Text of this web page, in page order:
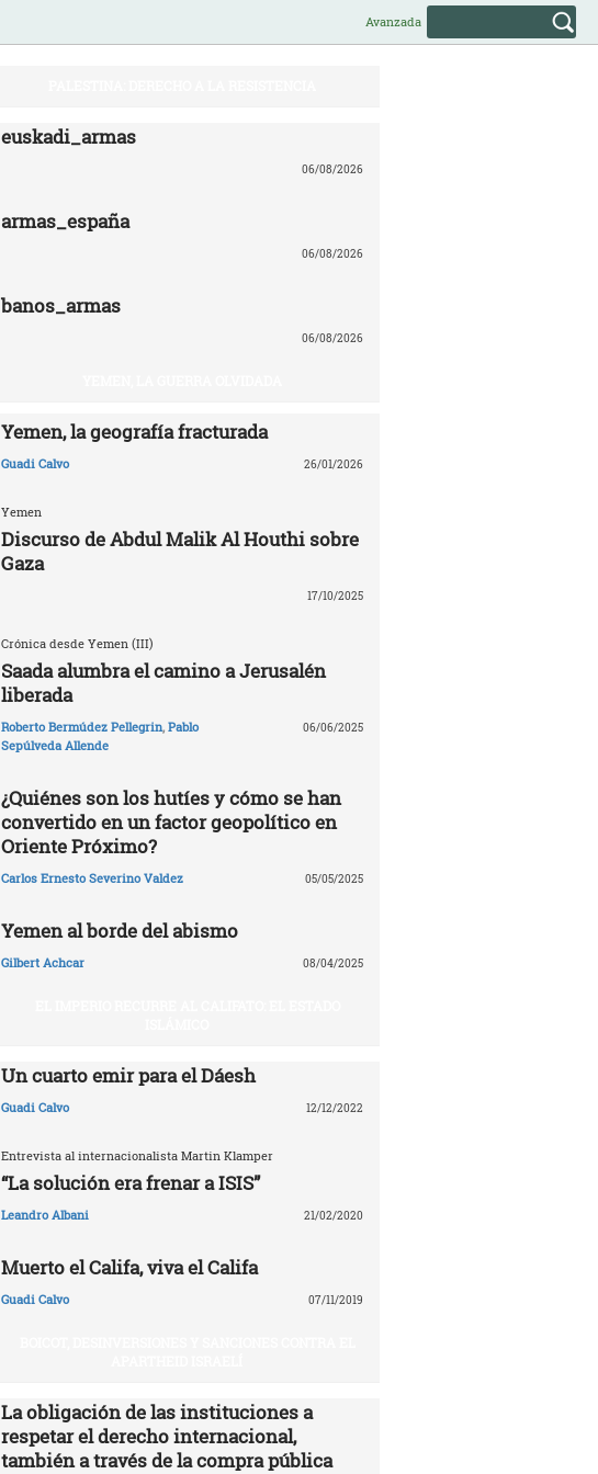
Avanzada
euskadi_armas
06/08/2026
armas_españa
06/08/2026
banos_armas
06/08/2026
Yemen, la geografía fracturada
Guadi Calvo 26/01/2026
Yemen
Discurso de Abdul Malik Al Houthi sobre
Gaza
17/10/2025
Crónica desde Yemen (III)
Saada alumbra el camino a Jerusalén
liberada
Roberto Bermúdez Pellegrin, Pablo
Sepúlveda Allende
06/06/2025
¿Quiénes son los hutíes y cómo se han
convertido en un factor geopolítico en
Oriente Próximo?
Carlos Ernesto Severino Valdez 05/05/2025
Yemen al borde del abismo
Gilbert Achcar 08/04/2025
Un cuarto emir para el Dáesh
Guadi Calvo 12/12/2022
Entrevista al internacionalista Martin Klamper
“La solución era frenar a ISIS”
Leandro Albani 21/02/2020
Muerto el Califa, viva el Califa
Guadi Calvo 07/11/2019
La obligación de las instituciones a
respetar el derecho internacional,
también a través de la compra pública